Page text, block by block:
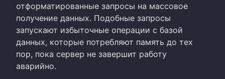
отформатированные запросы на массовое
получение данных. Подобные запросы
запускают избыточные операции с базой
данных, которые потребляют память до тех
пор, пока сервер не завершит работу
аварийно.